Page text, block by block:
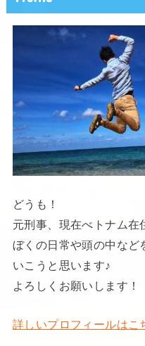
どうも！
元刑事、現在べトナム在
ぼくの日常や頭の中など
いこうと思います♪
よろしくお願いします！
詳しいプロフィールはこ